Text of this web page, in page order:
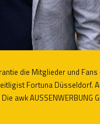
die Mitglieder und
Fortuna Düsseldorf.
awk AUSSENWERBUNG